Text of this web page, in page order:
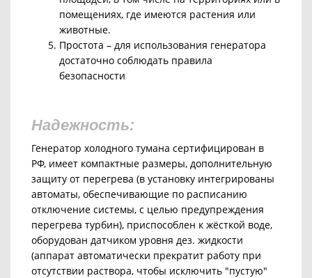
помещениях, где имеются растения или
животные.
Простота – для использования генератора
достаточно соблюдать правила
безопасности
Надежность:
Генератор холодного тумана сертифицирован в
РФ, имеет компактные размеры, дополнительную
защиту от перегрева (в установку интегрированы
автоматы, обеспечивающие по расписанию
отключение системы, с целью предупреждения
перегрева турбин), приспособлен к жёсткой воде,
оборудован датчиком уровня дез. жидкости
(аппарат автоматически прекратит работу при
отсутствии раствора, чтобы исключить "пустую"